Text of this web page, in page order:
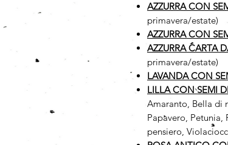
AZZURRA CON
primavera/estate)
AZZURRA CON
AZZURRA CARTA
primavera/estate)
LAVANDA CON
LILLA CON SEMI
Amaranto, Bella di
Papavero, Petunia,
pensiero,